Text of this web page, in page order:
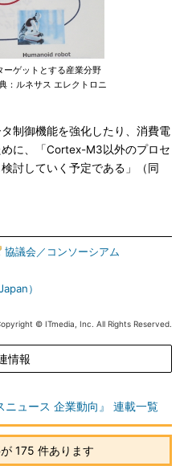
ゲットとする産業分野
：ルネサス エレクトロニ
制御機能を強化したり、消費電
に、「Cortex-M3以外のプロセ
討していく予定である」（同
協議会／コンソーシアム
）
© ITmedia, Inc. All Rights Reserved.
情報
ュース 企業動向』 連載一覧
175 件あります